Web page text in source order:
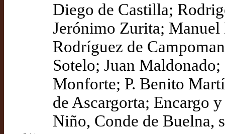
Diego de Castilla;
Jerónimo Zurita; Manuel
Rodríguez de
Sotelo; Juan
Monforte; P. Benito
de Ascargorta; Encargo
Niño, Conde de Buelna,